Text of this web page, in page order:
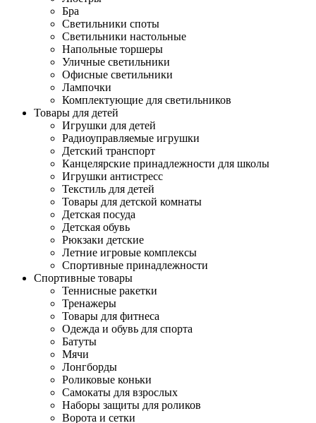
Бра
Светильники споты
Светильники настольные
Напольные торшеры
Уличные светильники
Офисные светильники
Лампочки
Комплектующие для светильников
Товары для детей
Игрушки для детей
Радиоуправляемые игрушки
Детский транспорт
Канцелярские принадлежности для школы
Игрушки антистресс
Текстиль для детей
Товары для детской комнаты
Детская посуда
Детская обувь
Рюкзаки детские
Летние игровые комплексы
Спортивные принадлежности
Спортивные товары
Теннисные ракетки
Тренажеры
Товары для фитнеса
Одежда и обувь для спорта
Батуты
Мячи
Лонгборды
Роликовые коньки
Самокаты для взрослых
Наборы защиты для роликов
Ворота и сетки